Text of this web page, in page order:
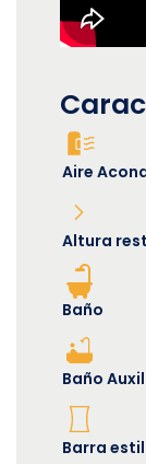
Aire
Altura
Baño
Baño
Barra